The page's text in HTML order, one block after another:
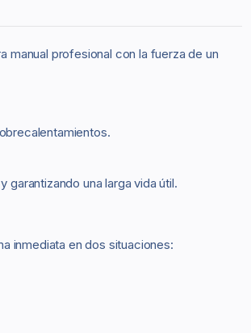
manual profesional con la fuerza de un
garantizando una larga vida útil.
inmediata en dos situaciones: